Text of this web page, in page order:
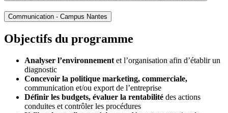
Communication - Campus Nantes
Objectifs du programme
Analyser l’environnement et l’organisation afin d’établir un
diagnostic
Concevoir la politique marketing, commerciale,
communication et/ou export de l’entreprise
Définir les budgets, évaluer la rentabilité des actions
conduites et contrôler les procédures